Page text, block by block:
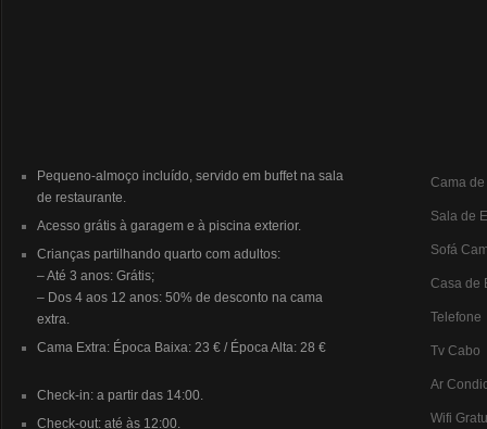
Pequeno-almoço incluído, servido em buffet na sala
de restaurante.
Acesso grátis à garagem e à piscina exterior.
Crianças partilhando quarto com adultos:
– Até 3 anos: Grátis;
– Dos 4 aos 12 anos: 50% de desconto na cama
extra.
Cama Extra: Época Baixa: 23 € / Época Alta: 28 €
Check-in: a partir das 14:00.
Check-out: até às 12:00.
Cama
Sala de
Sofá
Casa de
Telefone
Tv Cabo
Ar
Wifi